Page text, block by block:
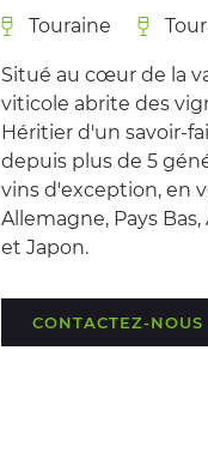
Touraine
Situé au cœur de la
viticole abrite des
Héritier d'un savoir-
depuis plus de 5
vins d'exception, en
Allemagne, Pays
et Japon.
CONTACTEZ-NOUS